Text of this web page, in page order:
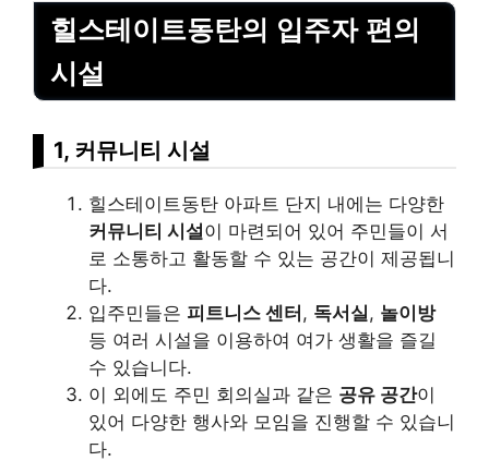
힐스테이트동탄의 입주자 편의
시설
1, 커뮤니티 시설
힐스테이트동탄 아파트 단지 내에는 다양한
커뮤니티 시설이 마련되어 있어 주민들이 서
로 소통하고 활동할 수 있는 공간이 제공됩니
다.
입주민들은 피트니스 센터 , 독서실, 놀이방
등 여러 시설을 이용하여 여가 생활을 즐길
수 있습니다.
이 외에도 주민 회의실과 같은 공유 공간이
있어 다양한 행사와 모임을 진행할 수 있습니
다.